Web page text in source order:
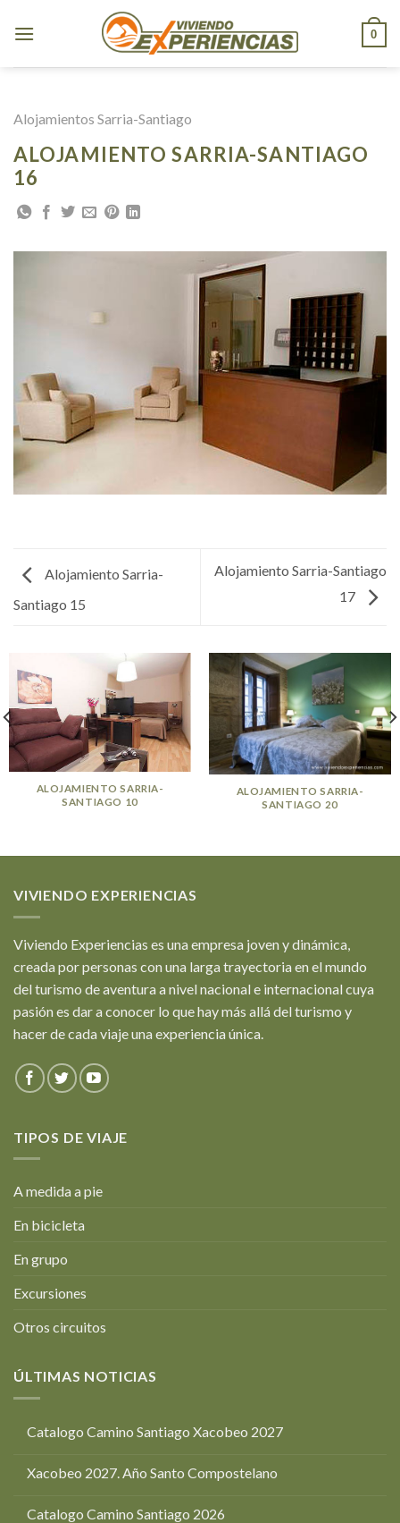
0
Alojamientos Sarria-Santiago
ALOJAMIENTO SARRIA-SANTIAGO
16
Alojamiento Sarria-
Santiago 15
Alojamiento Sarria-Santiago
17
ALOJAMIENTO SARRIA-
SANTIAGO 10
ALOJAMIENTO SARRIA-
SANTIAGO 20
VIVIENDO EXPERIENCIAS
Viviendo Experiencias es una empresa joven y dinámica,
creada por personas con una larga trayectoria en el mundo
del turismo de aventura a nivel nacional e internacional cuya
pasión es dar a conocer lo que hay más allá del turismo y
hacer de cada viaje una experiencia única.
TIPOS DE VIAJE
A medida a pie
En bicicleta
En grupo
Excursiones
Otros circuitos
ÚLTIMAS NOTICIAS
Catalogo Camino Santiago Xacobeo 2027
Xacobeo 2027. Año Santo Compostelano
Catalogo Camino Santiago 2026